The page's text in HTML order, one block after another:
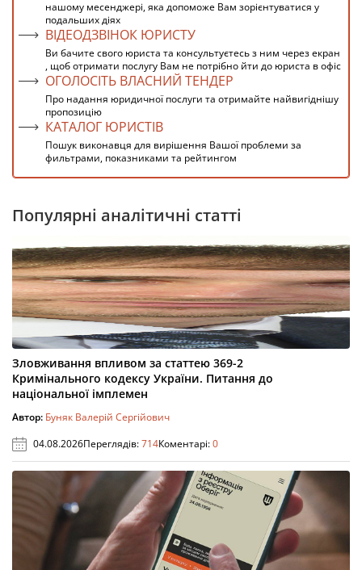
нашому месенджері, яка допоможе Вам зорієнтуватися у
подальших діях
ВІДЕОДЗВІНОК ЮРИСТУ
Ви бачите свого юриста та консультуєтесь з ним через екран
, щоб отримати послугу Вам не потрібно йти до юриста в офіс
ОГОЛОСІТЬ ВЛАСНИЙ ТЕНДЕР
Про надання юридичної послуги та отримайте найвигіднішу
пропозицію
КАТАЛОГ ЮРИСТІВ
Пошук виконавця для вирішення Вашої проблеми за
фильтрами, показниками та рейтингом
Популярні аналітичні статті
Зловживання впливом за статтею 369-2
Кримінального кодексу України. Питання до
національної імплемен
Автор: Буняк Валерій Сергійович
04.08.2026Переглядів:714Коментарі:0